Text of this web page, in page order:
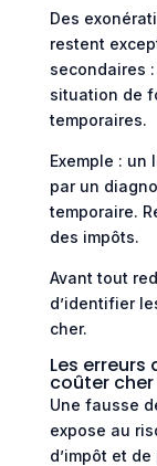
Des
restent
secondaires
situation de
temporaires.
Exemple :
par un
temporaire.
des impôts.
Avant tout
d’identifier
cher.
Les
coûter cher
Une fausse
expose au
d’impôt et